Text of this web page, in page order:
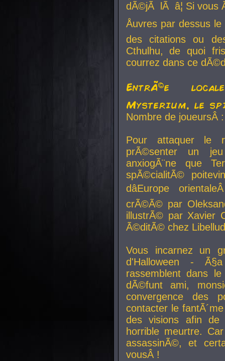
dÃ©jÃ lÃ â¦ Si vous
Åuvres par dessus
des citations ou
Cthulhu, de quoi
courrez dans ce
EntrÃ©e
Mysterium, le
Nombre de
Pour attaquer le
prÃ©senter un
anxiogÃ¨ne que
spÃ©cialitÃ©
dâEurope
crÃ©Ã© par
illustrÃ© par Xavier
Ã©ditÃ© chez
Vous incarnez un
d'Halloween -
rassemblent dans
dÃ©funt ami,
convergence des
contacter le
des visions afin
horrible meurtre.
assassinÃ©, et
vousÂ !